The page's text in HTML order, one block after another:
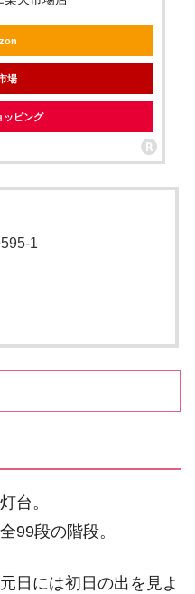
場
ピング
1
台。
99段の階段。
日には初日の出を見よ